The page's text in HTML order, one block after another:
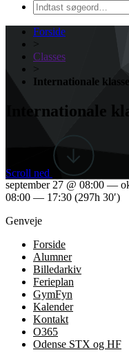
Forside
>
Classes
>
Internationale
Internationale
Scroll ned
september 27 @ 08:00 —
08:00 — 17:30 (297h 30′)
Genveje
Forside
Alumner
Billedarkiv
Ferieplan
GymFyn
Kalender
Kontakt
O365
Odense STX og HF